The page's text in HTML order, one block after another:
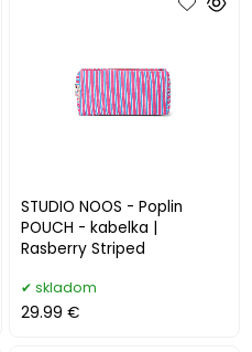
STUDIO NOOS - Poplin
POUCH - kabelka |
Rasberry Striped
skladom
29.99 €